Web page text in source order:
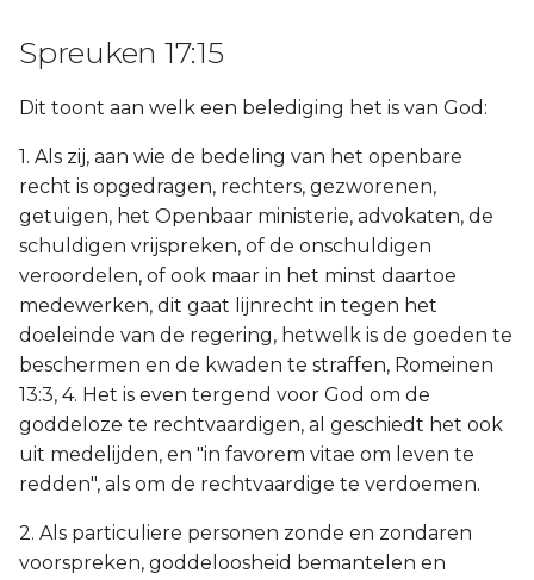
Spreuken 17:15
Dit toont aan welk een belediging het is van God:
1. Als zij, aan wie de bedeling van het openbare
recht is opgedragen, rechters, gezworenen,
getuigen, het Openbaar ministerie, advokaten, de
schuldigen vrijspreken, of de onschuldigen
veroordelen, of ook maar in het minst daartoe
medewerken, dit gaat lijnrecht in tegen het
doeleinde van de regering, hetwelk is de goeden te
beschermen en de kwaden te straffen, Romeinen
13:3, 4. Het is even tergend voor God om de
goddeloze te rechtvaardigen, al geschiedt het ook
uit medelijden, en "in favorem vitae om leven te
redden", als om de rechtvaardige te verdoemen.
2. Als particuliere personen zonde en zondaren
voorspreken, goddeloosheid bemantelen en